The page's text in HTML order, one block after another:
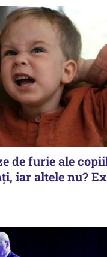
de furie ale
iar altele nu?